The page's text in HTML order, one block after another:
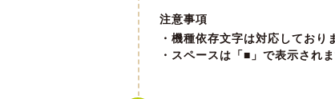
注意事項
・機種依存文字は対応しており
・スペースは「■」で表示されま